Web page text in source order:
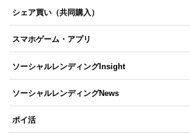
シェア買い（共同購入）
スマホゲーム・アプリ
ソーシャルレンディングInsight
ソーシャルレンディングNews
ポイ活